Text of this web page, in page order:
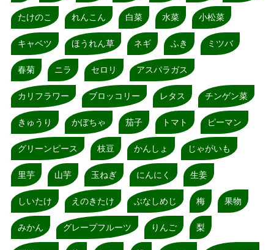
たけのこ れんこん 白菜 水菜 小松菜
キャベツ ほうれん草 ネギ ふき ミツバ
春菊 ニラ セロリ アスパラガス
カリフラワー ブロッコリー レタス チンゲン菜
きゅうり かぼちゃ 茄子 トマト ピーマン
グリーンピース 枝豆 かんしょ じゃがいも
里芋 山芋 玉ねぎ にんにく 生姜
しいたけ えのきたけ ぶなしめじ 梅 果物
みかん グレープフルーツ りんご 梨